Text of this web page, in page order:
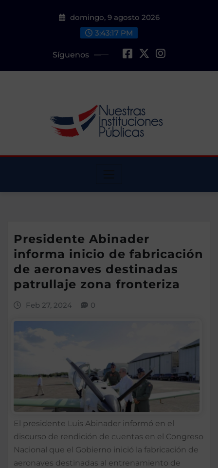
domingo, 9 agosto 2026
3:43:18 PM
Síguenos
Presidente Abinader
informa inicio de fabricación
de aeronaves destinadas
patrullaje zona fronteriza
Feb 27, 2024 0
El presidente Luis Abinader informó en el
discurso de rendición de cuentas en el Congreso
Nacional que el Gobierno inició la fabricación de
aeronaves destinadas al entrenamiento de